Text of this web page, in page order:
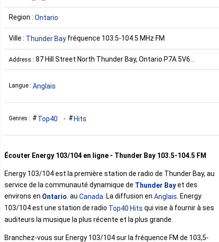
Region : Ontario
Ville : Thunder Bay fréquence 103.5-104.5 MHz FM
Address : 87 Hill Street North Thunder Bay, Ontario P7A 5V6
Canada
Langue : Anglais
Genres : Top40 Hits
Écouter Energy 103/104 en ligne - Thunder Bay 103.5-104.5 FM
Energy 103/104 est la première station de radio de Thunder Bay, au
service de la communauté dynamique de Thunder Bayet des
environs en Ontario. au Canada. La diffusion en Anglais. Energy
103/104 est une station de radio Top40 Hits qui vise à fournir à ses
auditeurs la musique la plus récente et la plus grande.
Branchez-vous sur Energy 103/104 sur la fréquence FM de 103,5-